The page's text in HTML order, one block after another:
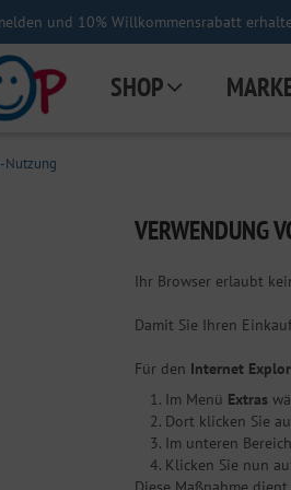
und 10% Willkommensrabatt
SHOP
Nutzung
VERWENDUNG
Ihr Browser erlaubt
Damit Sie Ihren
Für den Internet
Im Menü Extras
Dort klicken Sie
Im unteren
Klicken Sie nun